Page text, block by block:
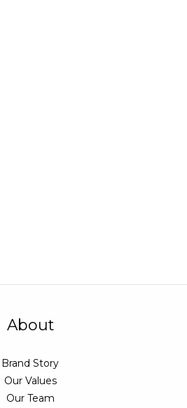
About
Brand Story
Our Values
Our Team